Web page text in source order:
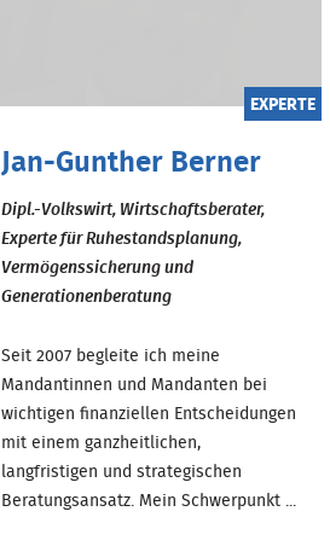
EXPERTE
Jan-Gunther Berner
Dipl.-Volkswirt, Wirtschaftsberater,
Experte für Ruhestandsplanung,
Vermögenssicherung und
Generationenberatung
Seit 2007 begleite ich meine
Mandantinnen und Mandanten bei
wichtigen finanziellen Entscheidungen
mit einem ganzheitlichen,
langfristigen und strategischen
Beratungsansatz. Mein Schwerpunkt ...